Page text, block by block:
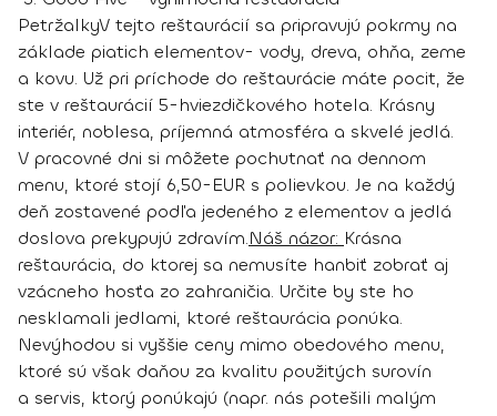
PetržalkyV tejto reštaurácií sa pripravujú pokrmy na
základe piatich elementov- vody, dreva, ohňa, zeme
a kovu. Už pri príchode do reštaurácie máte pocit, že
ste v reštaurácií 5-hviezdičkového hotela. Krásny
interiér, noblesa, príjemná atmosféra a skvelé jedlá.
V pracovné dni si môžete pochutnať na dennom
menu, ktoré stojí 6,50-EUR s polievkou. Je na každý
deň zostavené podľa jedeného z elementov a jedlá
doslova prekypujú zdravím.Náš názor: Krásna
reštaurácia, do ktorej sa nemusíte hanbiť zobrať aj
vzácneho hosťa zo zahraničia. Určite by ste ho
nesklamali jedlami, ktoré reštaurácia ponúka.
Nevýhodou si vyššie ceny mimo obedového menu,
ktoré sú však daňou za kvalitu použitých surovín
a servis, ktorý ponúkajú (napr. nás potešili malým